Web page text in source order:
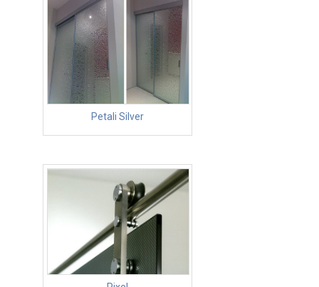
Petali Silver